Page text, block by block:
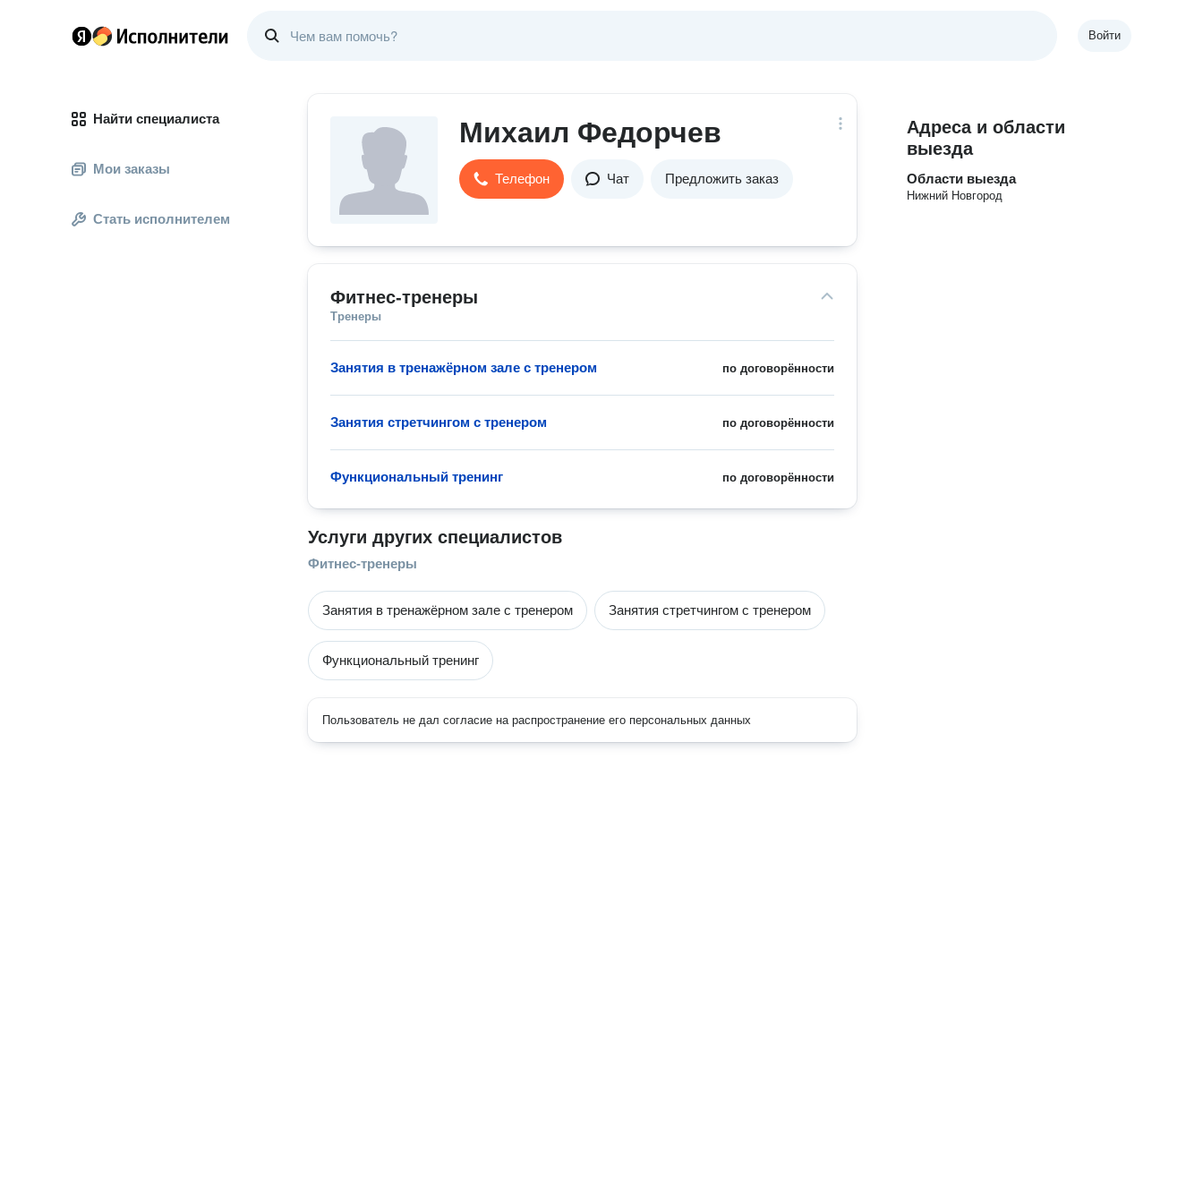
Войти
Найти специалиста
Мои заказы
Стать исполнителем
Михаил Федорчев
Телефон Чат Предложить заказ
Фитнес-тренеры
Тренеры
по договорённости
Занятия в тренажёрном зале с тренером
по договорённости
Занятия стретчингом с тренером
по договорённости
Функциональный тренинг
Услуги других специалистов
Фитнес-тренеры
Занятия в тренажёрном зале с тренером Занятия стретчингом с тренером
Функциональный тренинг
Пользователь не дал согласие на распространение его персональных данных
Адреса и области
выезда
Области выезда
Нижний Новгород